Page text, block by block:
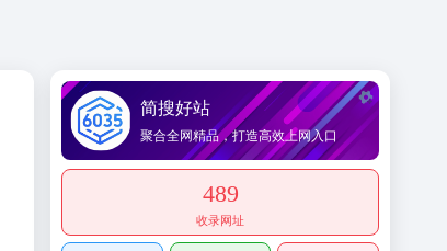
简搜好站
聚合全网精品，打造高效上网入口
489
收录网址